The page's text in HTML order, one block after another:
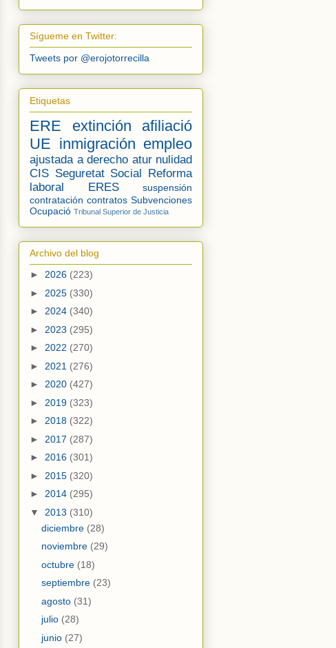
Sígueme en Twitter:
Tweets por @erojotorrecilla
Etiquetas
ERE extinción
afiliació
UE inmigración empleo
ajustada a derecho atur nulidad
CIS Seguretat Social Reforma
laboral
ERES
suspensión
contratación contratos Subvenciones
Ocupació Tribunal Superior de Justicia
Archivo del blog
► 2026 (223)
► 2025 (330)
► 2024 (340)
► 2023 (295)
► 2022 (270)
► 2021 (276)
► 2020 (427)
► 2019 (323)
► 2018 (322)
► 2017 (287)
► 2016 (301)
► 2015 (320)
► 2014 (295)
▼ 2013 (310)
diciembre (28)
noviembre (29)
octubre (18)
septiembre (23)
agosto (31)
julio (28)
junio (27)